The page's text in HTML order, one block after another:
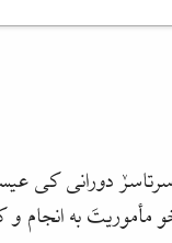
دورانی کی
به انجام و